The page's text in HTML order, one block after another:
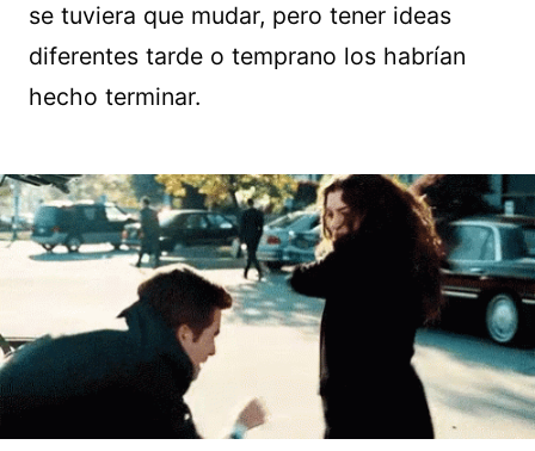
se tuviera que mudar, pero tener ideas
diferentes tarde o temprano los habrían
hecho terminar.